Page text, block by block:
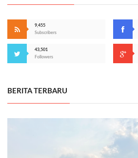
9,455
Subscribers
43,501
Followers
BERITA TERBARU